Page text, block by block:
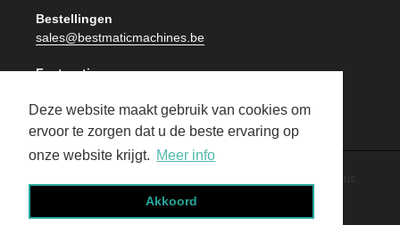
Deze website maakt gebruik van cookies om
ervoor te zorgen dat u de beste ervaring op
onze website krijgt. Meer info
Akkoord
Bestellingen
sales@bestmaticmachines.be
Facturatie
© 2026,Best Matic |Privacy Beleid